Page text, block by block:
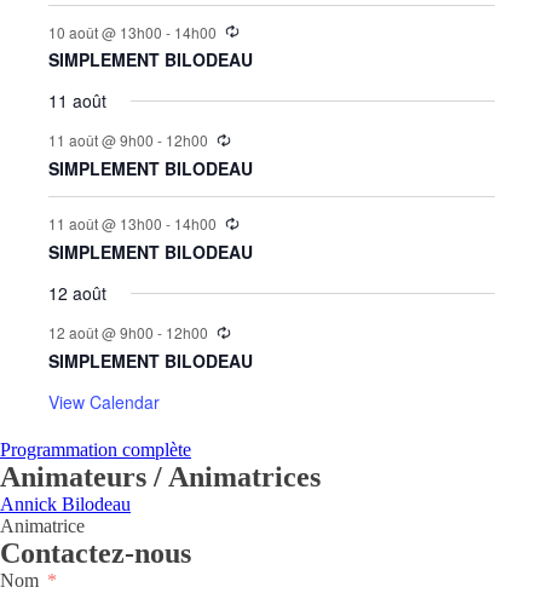
10 août @ 13h00 - 14h00
SIMPLEMENT BILODEAU
11 août
11 août @ 9h00 - 12h00
SIMPLEMENT BILODEAU
11 août @ 13h00 - 14h00
SIMPLEMENT BILODEAU
12 août
12 août @ 9h00 - 12h00
SIMPLEMENT BILODEAU
View Calendar
Programmation complète
Animateurs / Animatrices
Annick Bilodeau
Animatrice
Contactez-nous
Nom